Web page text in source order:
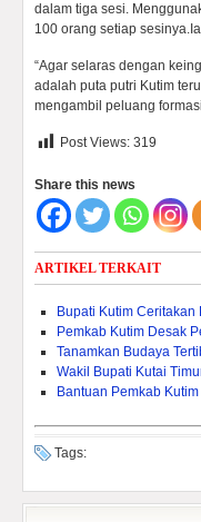
dalam tiga sesi.
100 orang setiap
“Agar selaras dengan
adalah puta putri Kutim
mengambil peluang
Post Views: 319
Share this news
ARTIKEL TERKAIT
Bupati Kutim
Pemkab Kutim Desak
Tanamkan Budaya
Wakil Bupati Kutai
Bantuan Pemkab
Tags: